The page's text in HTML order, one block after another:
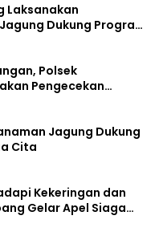
Laksanakan
Dukung Program
Polsek
Pengecekan
Jagung Dukung
Cita
Kekeringan dan
Gelar Apel Siaga